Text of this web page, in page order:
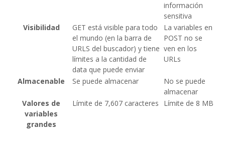
información
sensitiva
Visibilidad
GET está visible para todo
el mundo (en la barra de
URLS del buscador) y tiene
límites a la cantidad de
data que puede enviar
La variables en
POST no se
ven en los
URLs
Almacenable Se puede almacenar
No se puede
almacenar
Valores de
variables
grandes
Límite de 7,607 caracteres Límite de 8 MB